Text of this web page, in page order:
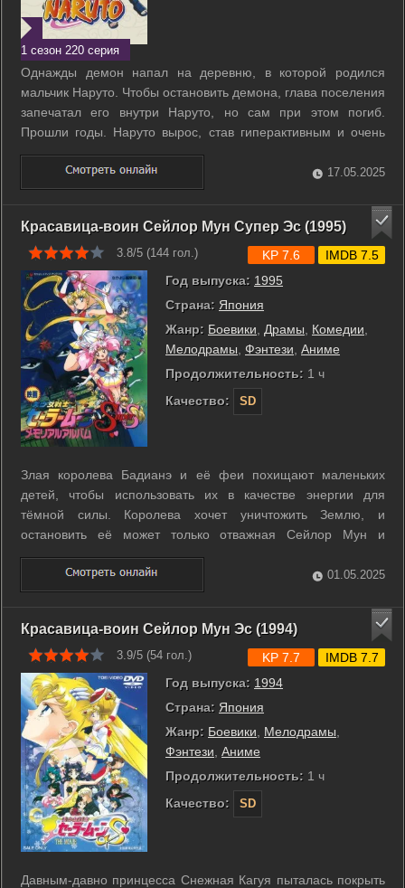
1 сезон 220 серия
Однажды демон напал на деревню, в которой родился
мальчик Наруто. Чтобы остановить демона, глава поселения
запечатал его внутри Наруто, но сам при этом погиб.
Прошли годы. Наруто вырос, став гиперактивным и очень
тупым ниндзя. Он всё ещё живёт в родной деревне, где его
не особо любят и стараются избегать. ...
17.05.2025
Красавица-воин Сейлор Мун Супер Эс (1995)
3.8/5 (144 гол.)
Год выпуска: 1995
Страна: Япония
Жанр: Боевики Драмы Комедии
Мелодрамы Фэнтези Аниме
Продолжительность: 1 ч
Качество:
SD
KP 7.6 IMDB 7.5
Злая королева Бадианэ и её феи похищают маленьких
детей, чтобы использовать их в качестве энергии для
тёмной силы. Королева хочет уничтожить Землю, и
остановить её может только отважная Сейлор Мун и
команда воинов в матросках. ...
01.05.2025
Красавица-воин Сейлор Мун Эс (1994)
3.9/5 (54 гол.)
Год выпуска: 1994
Страна: Япония
Жанр: Боевики Мелодрамы
Фэнтези Аниме
Продолжительность: 1 ч
Качество:
SD
KP 7.7 IMDB 7.7
Давным-давно принцесса Снежная Кагуя пыталась покрыть